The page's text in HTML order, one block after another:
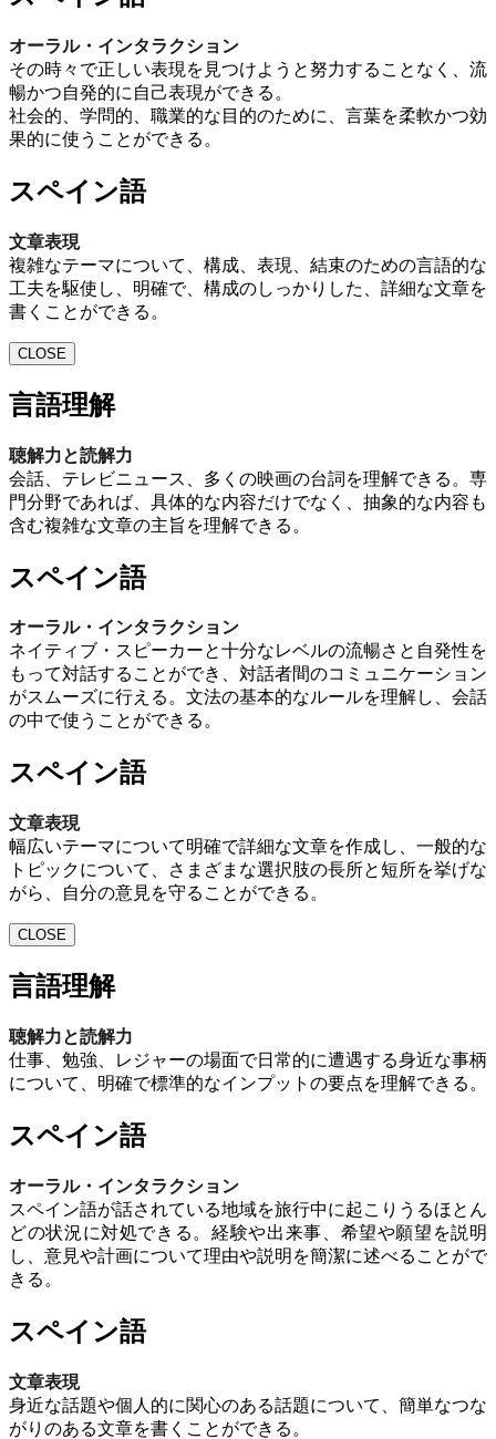
オーラル・インタラクション
その時々で正しい表現を見つけようと努力することなく、流
暢かつ自発的に自己表現ができる。
社会的、学問的、職業的な目的のために、言葉を柔軟かつ効
果的に使うことができる。
スペイン語
文章表現
複雑なテーマについて、構成、表現、結束のための言語的な
工夫を駆使し、明確で、構成のしっかりした、詳細な文章を
書くことができる。
CLOSE
言語理解
聴解力と読解力
会話、テレビニュース、多くの映画の台詞を理解できる。専
門分野であれば、具体的な内容だけでなく、抽象的な内容も
含む複雑な文章の主旨を理解できる。
スペイン語
オーラル・インタラクション
ネイティブ・スピーカーと十分なレベルの流暢さと自発性を
もって対話することができ、対話者間のコミュニケーション
がスムーズに行える。文法の基本的なルールを理解し、会話
の中で使うことができる。
スペイン語
文章表現
幅広いテーマについて明確で詳細な文章を作成し、一般的な
トピックについて、さまざまな選択肢の長所と短所を挙げな
がら、自分の意見を守ることができる。
CLOSE
言語理解
聴解力と読解力
仕事、勉強、レジャーの場面で日常的に遭遇する身近な事柄
について、明確で標準的なインプットの要点を理解できる。
スペイン語
オーラル・インタラクション
スペイン語が話されている地域を旅行中に起こりうるほとん
どの状況に対処できる。経験や出来事、希望や願望を説明
し、意見や計画について理由や説明を簡潔に述べることがで
きる。
スペイン語
文章表現
身近な話題や個人的に関心のある話題について、簡単なつな
がりのある文章を書くことができる。